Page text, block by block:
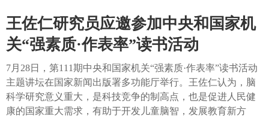
王佐仁研究员应邀参加中央和国家机
关“强素质·作表率”读书活动
7月28日，第111期中央和国家机关“强素质·作表率”读书活动
主题讲坛在国家新闻出版署多功能厅举行。王佐仁认为，脑
科学研究意义重大，是科技竞争的制高点，也是促进人民健
康的国家重大需求，有助于开发儿童脑智，发展教育新方